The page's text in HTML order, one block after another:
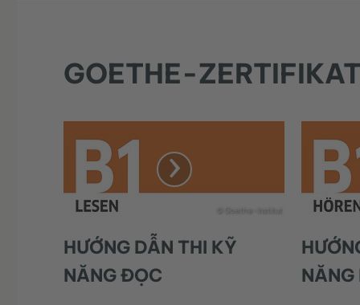
GOETHE-
© Goethe-Institut
HƯỚNG DẪN THI KỸ
NĂNG ĐỌC
NĂNG